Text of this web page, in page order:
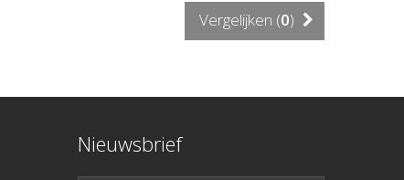
Vergelijken (0)
Nieuwsbrief